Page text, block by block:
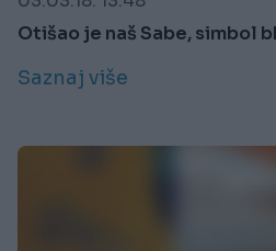
Otišao je naš Sabe, simbol
Saznaj više